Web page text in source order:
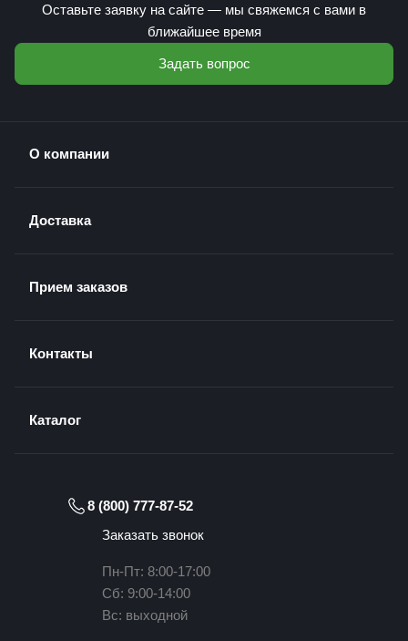
Оставьте заявку на сайте — мы свяжемся с вами в
ближайшее время
Задать вопрос
О компании
Доставка
Прием заказов
Контакты
Каталог
8 (800) 777-87-52
Заказать звонок
Пн-Пт: 8:00-17:00
Сб: 9:00-14:00
Вс: выходной